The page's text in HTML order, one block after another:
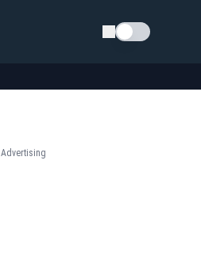
Schimba tema
Advertising